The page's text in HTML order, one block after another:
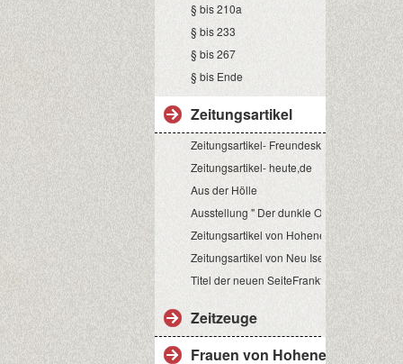
§ bis 210a
§ bis 233
§ bis 267
§ bis Ende
Zeitungsartikel
Zeitungsartikel- Freundeskreis
Zeitungsartikel- heute,de
Aus der Hölle
Ausstellung " Der dunkle Ort"
Zeitungsartikel von Hoheneck
Zeitungsartikel von Neu Isenburg
Titel der neuen SeiteFrankfurt
Zeitzeuge
Frauen von Hoheneck